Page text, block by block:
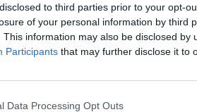
to third parties prior to your opt-
of your personal information by third
This information may also be disclosed by
Participants that may further disclose it to
Data Processing Opt Outs
κρούσματα στην Ελλάδα
που θα αλλάξουν την